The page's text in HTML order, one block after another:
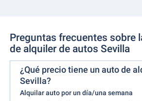
Preguntas frecuentes sobre
de alquiler de autos Sevilla
¿Qué precio tiene un auto de
Sevilla?
Alquilar auto por un día/una semana